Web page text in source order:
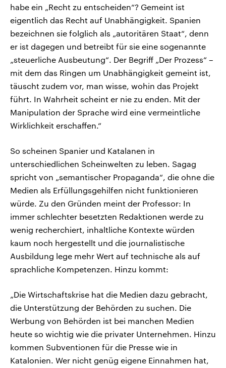
habe ein „Recht zu entscheiden“? Gemeint ist
eigentlich das Recht auf Unabhängigkeit. Spanien
bezeichnen sie folglich als „autoritären Staat“, denn
er ist dagegen und betreibt für sie eine sogenannte
„steuerliche Ausbeutung“. Der Begriff „Der Prozess“ –
mit dem das Ringen um Unabhängigkeit gemeint ist,
täuscht zudem vor, man wisse, wohin das Projekt
führt. In Wahrheit scheint er nie zu enden. Mit der
Manipulation der Sprache wird eine vermeintliche
Wirklichkeit erschaffen.“
So scheinen Spanier und Katalanen in
unterschiedlichen Scheinwelten zu leben. Sagag
spricht von „semantischer Propaganda“, die ohne die
Medien als Erfüllungsgehilfen nicht funktionieren
würde. Zu den Gründen meint der Professor: In
immer schlechter besetzten Redaktionen werde zu
wenig recherchiert, inhaltliche Kontexte würden
kaum noch hergestellt und die journalistische
Ausbildung lege mehr Wert auf technische als auf
sprachliche Kompetenzen. Hinzu kommt:
„Die Wirtschaftskrise hat die Medien dazu gebracht,
die Unterstützung der Behörden zu suchen. Die
Werbung von Behörden ist bei manchen Medien
heute so wichtig wie die privater Unternehmen. Hinzu
kommen Subventionen für die Presse wie in
Katalonien. Wer nicht genüg eigene Einnahmen hat,